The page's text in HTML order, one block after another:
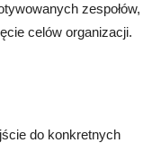
zespołów,
celów organizacji.
do konkretnych